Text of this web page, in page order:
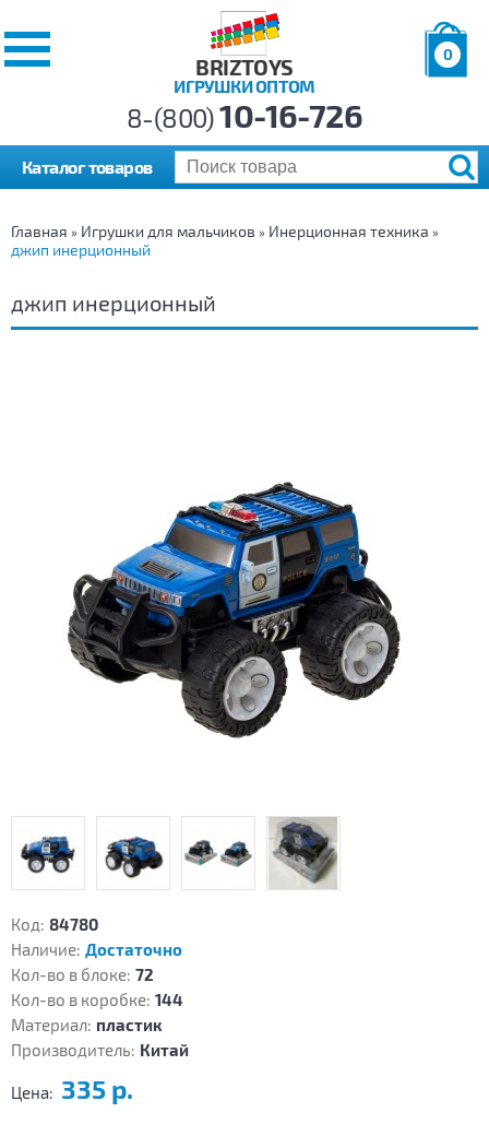
BRIZTOYS
ИГРУШКИ ОПТОМ
0
р.
8-(800)10-16-726
Каталог товаров
Главная » Игрушки для мальчиков » Инерционная техника »
джип инерционный
джип инерционный
Код: 84780
Наличие: Достаточно
Кол-во в блоке: 72
Кол-во в коробке: 144
Материал: пластик
Производитель: Китай
Цена: 335 р.